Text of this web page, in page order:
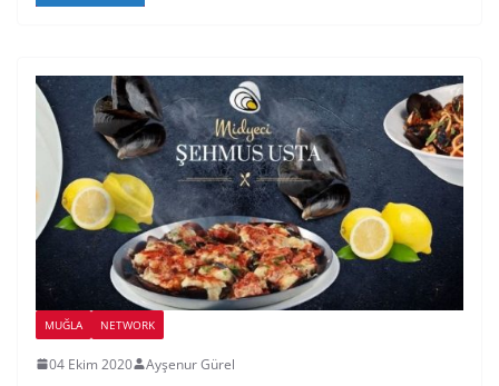
MUĞLA NETWORK
04 Ekim 2020 Ayşenur Gürel